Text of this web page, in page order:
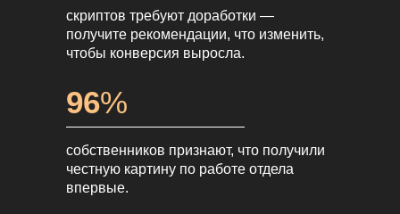
скриптов требуют доработки —
получите рекомендации, что изменить,
чтобы конверсия выросла.
96%
собственников признают, что получили
честную картину по работе отдела
впервые.